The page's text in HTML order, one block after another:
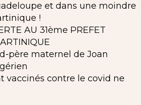
et dans une moindre
!
AU 31ème PREFET
père maternel de Joan
vaccinés contre le covid ne